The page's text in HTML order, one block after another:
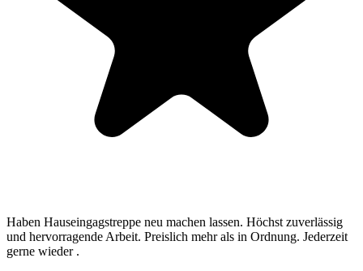
Haben Hauseingagstreppe neu machen lassen. Höchst zuverlässig
und hervorragende Arbeit. Preislich mehr als in Ordnung. Jederzeit
gerne wieder .